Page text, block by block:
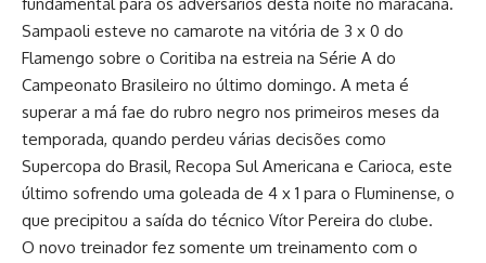
Sampaoli esteve no camarote na vitória de 3 x 0 do
Flamengo sobre o Coritiba na estreia na Série A do
Campeonato Brasileiro no último domingo. A meta é
superar a má fae do rubro negro nos primeiros meses da
temporada, quando perdeu várias decisões como
Supercopa do Brasil, Recopa Sul Americana e Carioca, este
último sofrendo uma goleada de 4 x 1 para o Fluminense, o
que precipitou a saída do técnico Vítor Pereira do clube.
O novo treinador fez somente um treinamento com o